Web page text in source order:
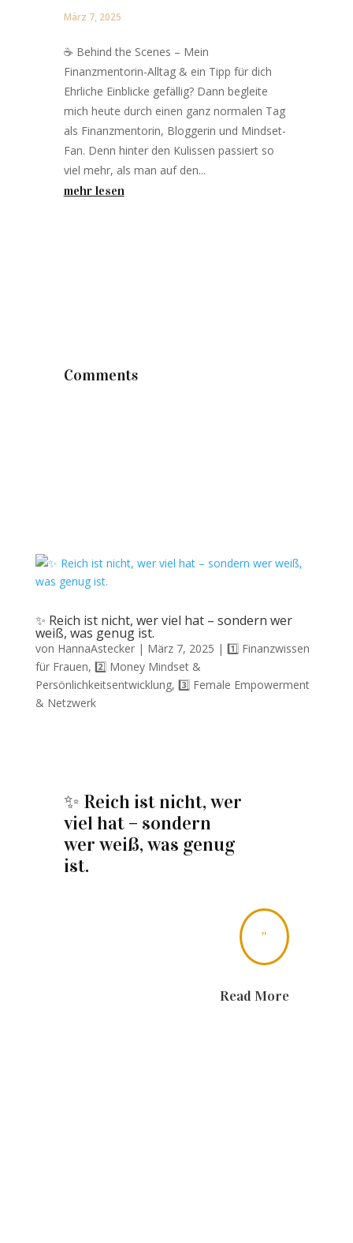
März 7, 2025
☕️ Behind the Scenes – Mein
Finanzmentorin-Alltag & ein Tipp für dich
Ehrliche Einblicke gefällig? Dann begleite
mich heute durch einen ganz normalen Tag
als Finanzmentorin, Bloggerin und Mindset-
Fan. Denn hinter den Kulissen passiert so
viel mehr, als man auf den...
mehr lesen
Comments
✨ Reich ist nicht, wer viel hat – sondern wer
weiß, was genug ist.
von HannaAstecker| März 7, 2025 | 1️⃣ Finanzwissen
für Frauen, 2️⃣ Money Mindset &
Persönlichkeitsentwicklung, 3️⃣ Female Empowerment
& Netzwerk
✨ Reich ist nicht, wer
viel hat – sondern
wer weiß, was genug
ist.
"
Read More